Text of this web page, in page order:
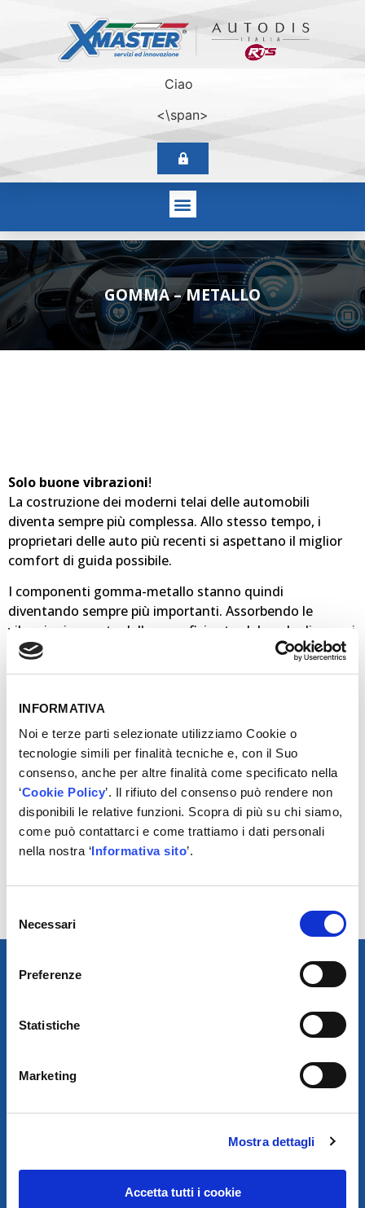
INFORMATIVA
Noi e terze parti selezionate utilizziamo Cookie o
tecnologie simili per finalità tecniche e, con il Suo
consenso, anche per altre finalità come specificato nella
‘Cookie Policy’. Il rifiuto del consenso può rendere non
disponibili le relative funzioni. Scopra di più su chi siamo,
come può contattarci e come trattiamo i dati personali
nella nostra ‘Informativa sito’.
delNecessari
Preferenze
Statistiche
Marketing
Mostra dettagli
Accetta tutti i cookie
Ciao
<\span>
GOMMA – METALLO
Solo buone vibrazioni!
La costruzione dei moderni telai delle automobili
diventa sempre più complessa. Allo stesso tempo, i
proprietari delle auto più recenti si aspettano il miglior
comfort di guida possibile.
I componenti gomma-metallo stanno quindi
diventando sempre più importanti. Assorbendo le
vibrazioni causate dalla superficie stradale e dagli organi
di trasmissione, contribuiscono in modo significativo ad
aumentare il comfort di guida e l’isolamento acustico.
dello sterzo e la stabilità del veicolo.
SWAG offre una delle gamme più ampie dell’aftermarket
indipendente di prodotti gomma-metallo.
L’assortimento spazia da vari tipi di supporti, come i
supporti ammortizzatore, le boccole braccio
sospensione e le boccole barra antirollio, fino ai giunti
trasmissione e ai supporti motore.
offrono ricambi di qualità pari o superiore all’OE, per